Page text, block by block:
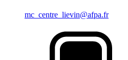
mc_centre_lievin@afpa.fr